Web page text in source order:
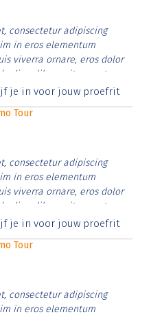
consectetur adipiscing
in eros elementum
viverra ornare, eros dolor
diam libero vitae erat.
cursus id rutrum lorem
je in voor jouw proefrit
Tour
consectetur adipiscing
in eros elementum
viverra ornare, eros dolor
diam libero vitae erat.
cursus id rutrum lorem
je in voor jouw proefrit
Tour
consectetur adipiscing
in eros elementum